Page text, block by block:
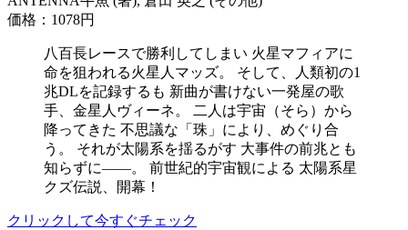
価格：1078円
八百長レースで勝利してしまい 火星マフィアに
命を狙われる火星人マッズ。 そして、人類初の1
兆DLを記録するも 新曲が書けない一発屋の歌
手、金星人ヴィーネ。 二人は宇宙（そら）から
降ってきた 不思議な「珠」により、めぐり合
う。 それが太陽系を揺るがす 大事件の前兆とも
知らずに――。 前世紀的宇宙観による 太陽系星
クズ伝説、開幕！
クリックして今すぐチェック